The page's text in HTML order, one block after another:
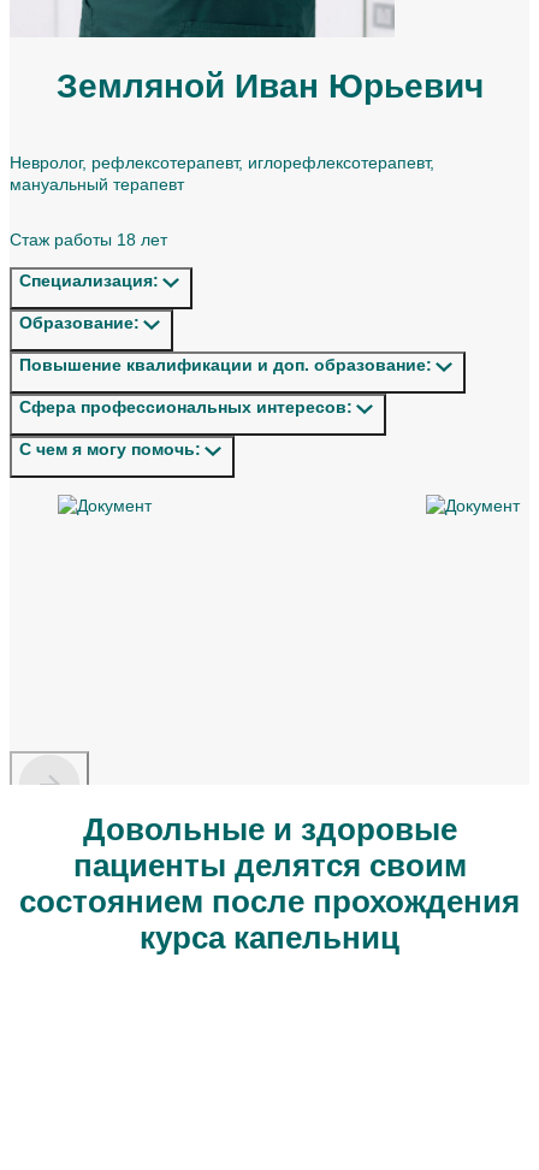
Земляной Иван Юрьевич
Невролог, рефлексотерапевт, иглорефлексотерапевт,
мануальный терапевт
Стаж работы 18 лет
Специализация:
Образование:
Повышение квалификации и доп. образование:
Сфера профессиональных интересов:
С чем я могу помочь:
Довольные и здоровые
пациенты делятся своим
состоянием после прохож­дения
курса капельниц